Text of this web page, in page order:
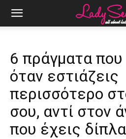
6 πράγματα
όταν εστιάζεις
περισσότερο
σου, αντί στον
που έχεις